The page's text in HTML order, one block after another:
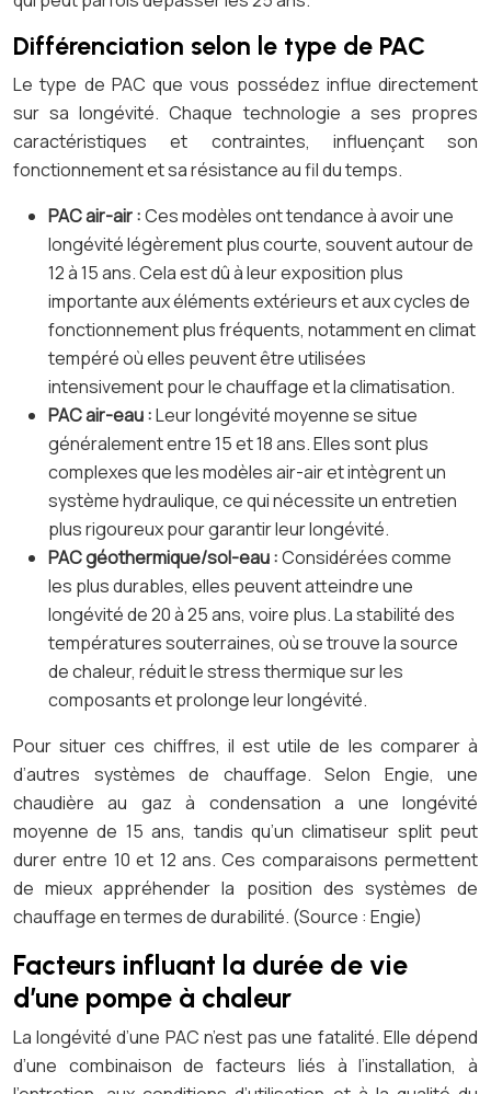
Différenciation selon le type de PAC
Le type de PAC que vous possédez influe directement
sur sa longévité. Chaque technologie a ses propres
caractéristiques et contraintes, influençant son
fonctionnement et sa résistance au fil du temps.
PAC air-air :Ces modèles ont tendance à avoir une
longévité légèrement plus courte, souvent autour de
12 à 15 ans. Cela est dû à leur exposition plus
importante aux éléments extérieurs et aux cycles de
fonctionnement plus fréquents, notamment en climat
tempéré où elles peuvent être utilisées
intensivement pour le chauffage et la climatisation.
PAC air-eau :Leur longévité moyenne se situe
généralement entre 15 et 18 ans. Elles sont plus
complexes que les modèles air-air et intègrent un
système hydraulique, ce qui nécessite un entretien
plus rigoureux pour garantir leur longévité.
PAC géothermique/sol-eau :Considérées comme
les plus durables, elles peuvent atteindre une
longévité de 20 à 25 ans, voire plus. La stabilité des
températures souterraines, où se trouve la source
de chaleur, réduit le stress thermique sur les
composants et prolonge leur longévité.
Pour situer ces chiffres, il est utile de les comparer à
d’autres systèmes de chauffage. Selon Engie, une
chaudière au gaz à condensation a une longévité
moyenne de 15 ans, tandis qu’un climatiseur split peut
durer entre 10 et 12 ans. Ces comparaisons permettent
de mieux appréhender la position des systèmes de
chauffage en termes de durabilité. (Source : Engie)
Facteurs influant la durée de vie
d’une pompe à chaleur
La longévité d’une PAC n’est pas une fatalité. Elle dépend
d’une combinaison de facteurs liés à l’installation, à